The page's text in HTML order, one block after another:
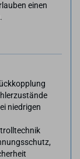
einen
niedrigen